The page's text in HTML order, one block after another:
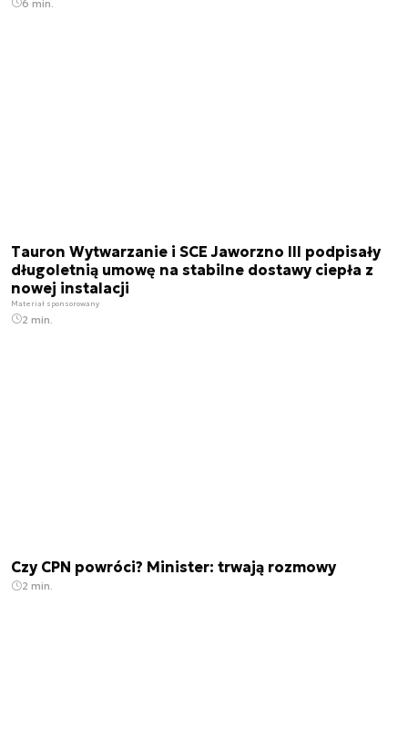
6 min.
Tauron Wytwarzanie i SCE Jaworzno III podpisały
długoletnią umowę na stabilne dostawy ciepła z
nowej instalacji
Materiał sponsorowany
2 min.
Czy CPN powróci? Minister: trwają rozmowy
2 min.